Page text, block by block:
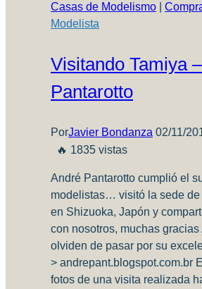
para
aficionados
color
Casas de Modelismo
Modelista
Visitando Tamiya
Pantarotto
PorJavier Bondanza 02/11/
🔥 1835 vistas
André Pantarotto cumplió el
modelistas… visitó la sede de
en Shizuoka, Japón y
con nosotros, muchas
olviden de pasar por su
> andrepant.blogspot.com.br
fotos de una visita realizada